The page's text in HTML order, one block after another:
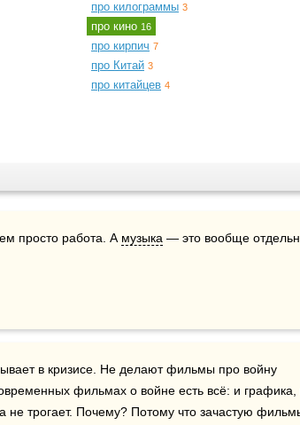
про килограммы 3
про кино 16
про кирпич 7
про Китай 3
про китайцев 4
просто работа. А музыка
в кризисе. Не делают фильмы про войну
фильмах о войне есть всё: и графика,